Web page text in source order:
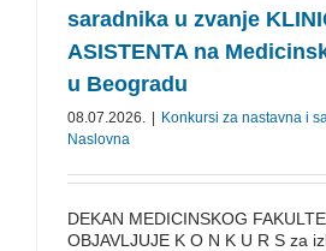
saradnika u zvanje
ASISTENTA na
u Beogradu
08.07.2026. Konkursi za nastavna i
Naslovna
DEKAN MEDICINSKOG
OBJAVLJUJE K O N K U R S za